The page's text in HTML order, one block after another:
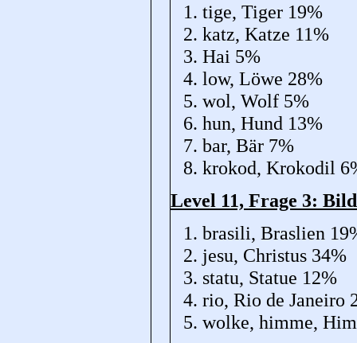
tige, Tiger 19%
katz, Katze 11%
Hai 5%
low, Löwe 28%
wol, Wolf 5%
hun, Hund 13%
bar, Bär 7%
krokod, Krokodil
Level 11, Frage 3:
brasili, Braslien
jesu, Christus 34%
statu, Statue 12%
rio, Rio de Janeiro
wolke, himme,